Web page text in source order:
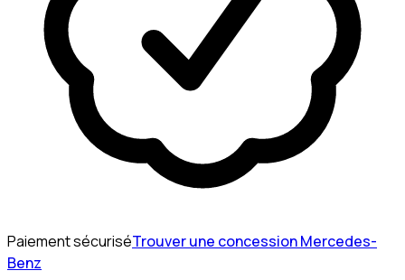
Paiement sécuriséTrouver une concession Mercedes-
Benz